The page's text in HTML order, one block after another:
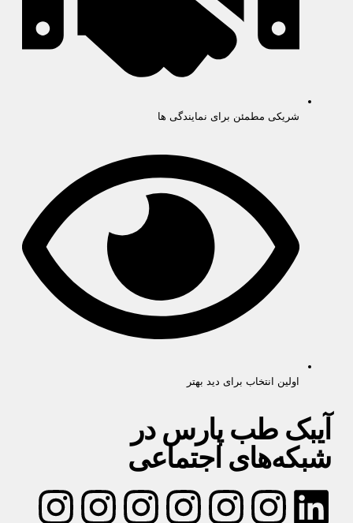
شریکی مطمئن برای نمایندگی ها
اولین انتخاب برای دید بهتر
آیبک طب پارس در
شبکه‌های اجتماعی